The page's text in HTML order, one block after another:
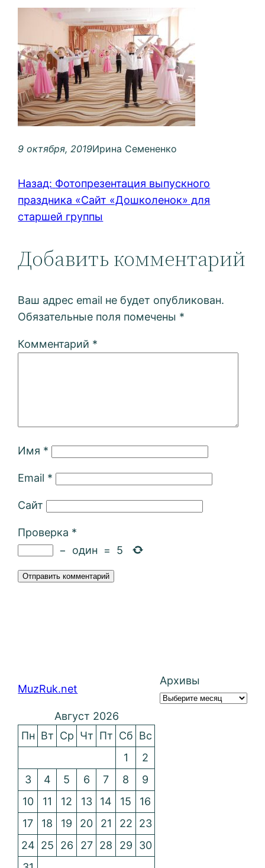
9 октября, 2019Ирина Семененко
Назад: Фотопрезентация выпускного
праздника «Сайт «Дошколенок» для
старшей группы
Добавить комментарий
Ваш адрес email не будет опубликован.
Обязательные поля помечены *
Комментарий *
Имя *
Email *
Сайт
Проверка *
−
один = 5
MuzRuk.net
Архивы
Август 2026
Пн Вт Ср Чт Пт Сб Вс
1
2
3
4 5 6 7 8
9
10
11 12 13 14 15
16
17
18 19 20 21 22
23
24 25 26 27 28 29
30